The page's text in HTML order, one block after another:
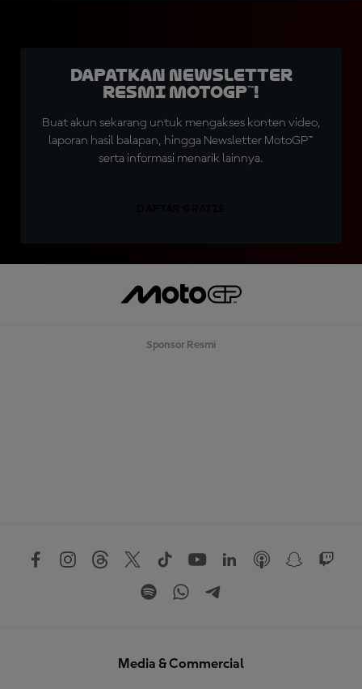
Dapatkan Newsletter
Resmi MotoGP™!
Buat akun sekarang untuk mengakses konten video,
laporan hasil balapan, hingga Newsletter MotoGP™
serta informasi menarik lainnya.
Sponsor Resmi
Media & Commercial